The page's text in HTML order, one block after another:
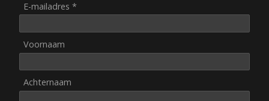
E-mailadres *
Voornaam
Achternaam